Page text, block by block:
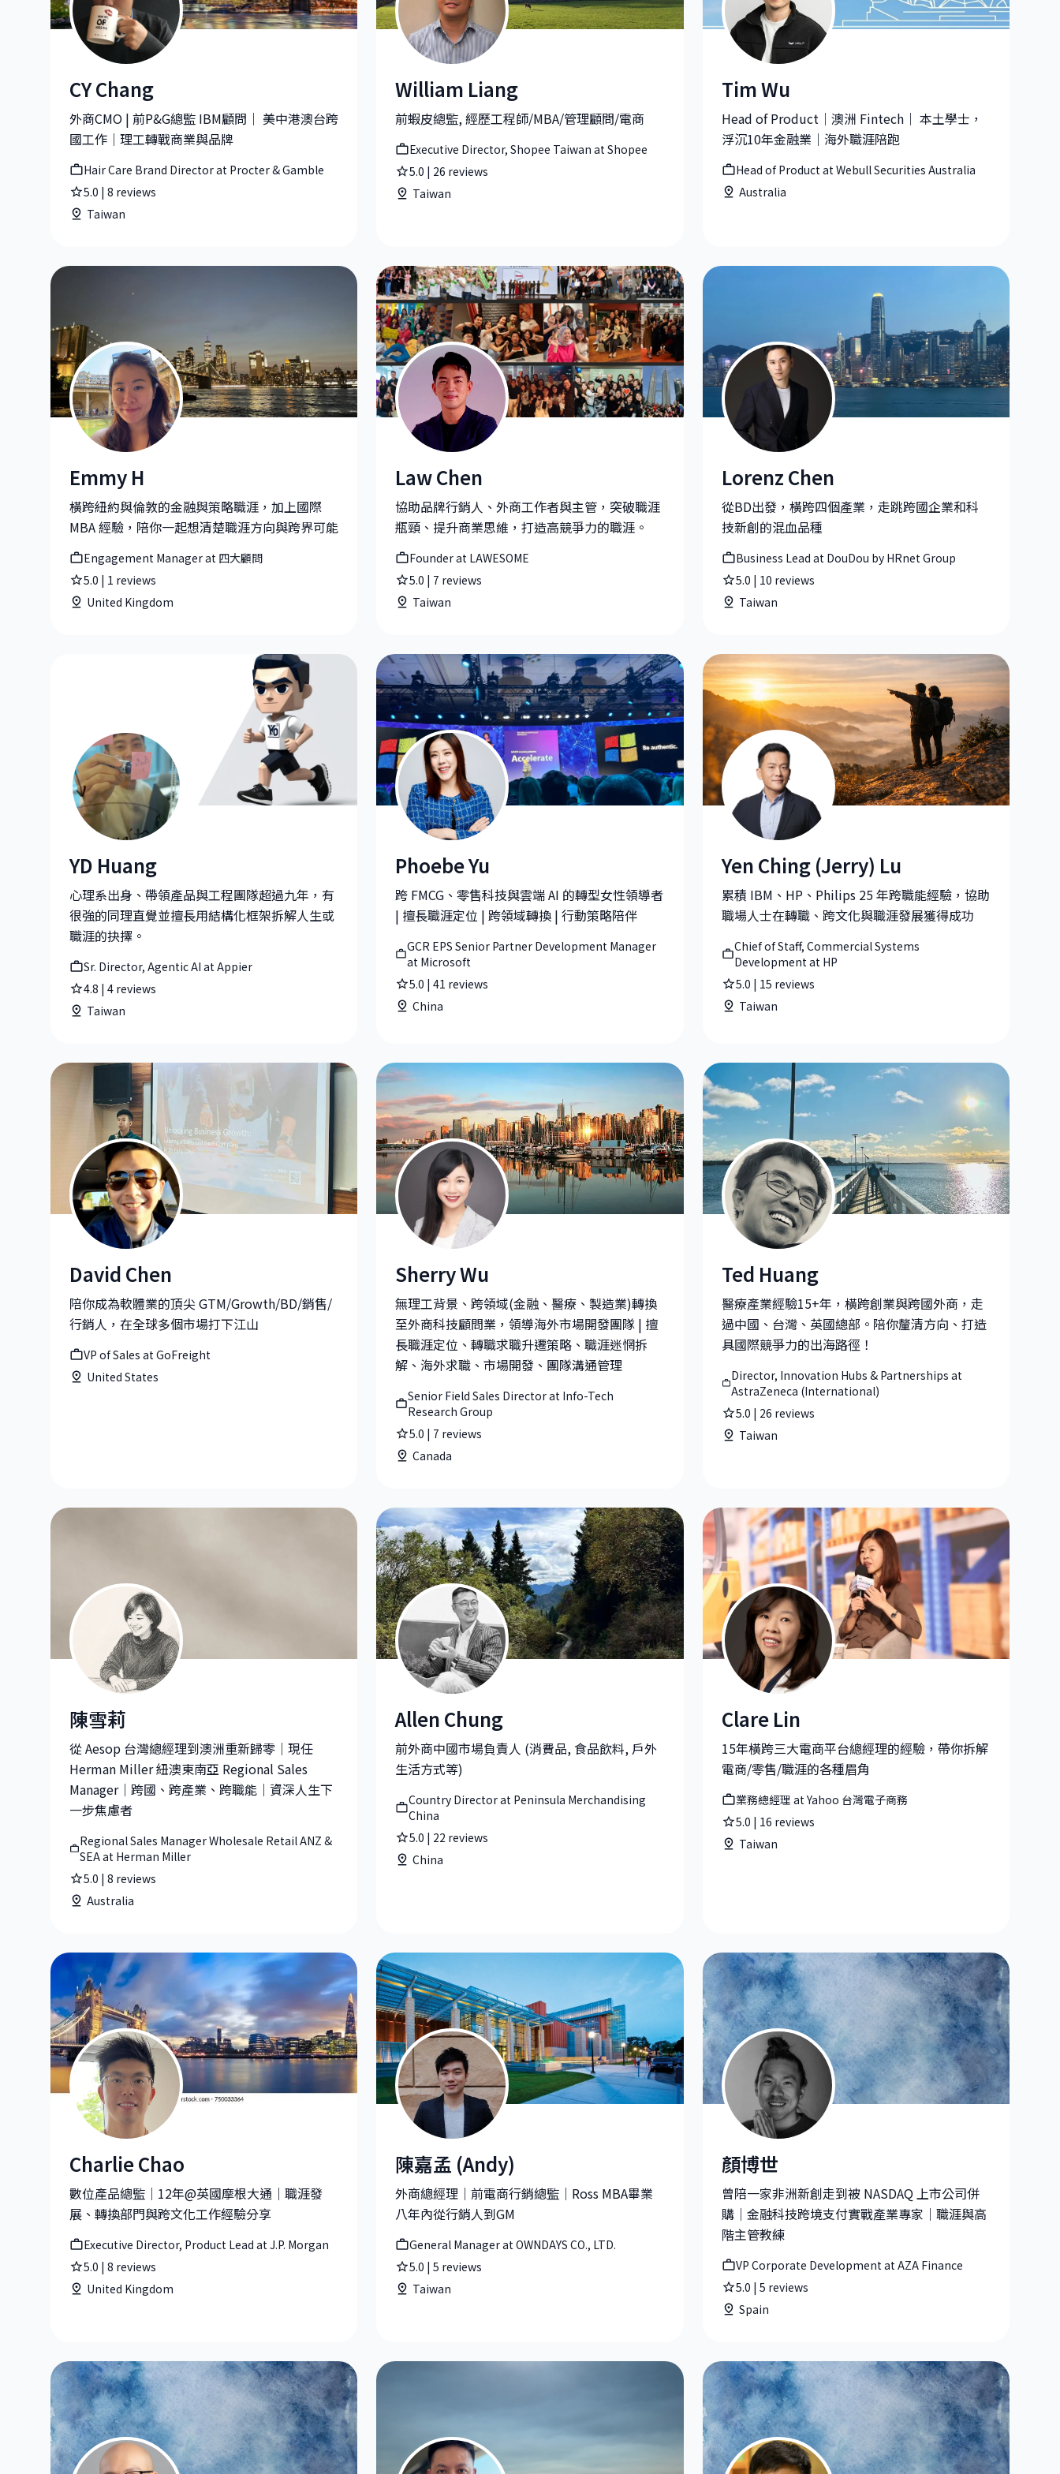
CY Chang|Hair Care Brand Director at Procter & Gamble
CY Chang
外商CMO | 前P&G總監 IBM顧問｜ 美中港澳台跨
國工作｜理工轉戰商業與品牌
Hair Care Brand Director at Procter & Gamble
5.0 | 8 reviews
Taiwan
William Liang|Executive Director, Shopee Taiwan at Shopee
William Liang
前蝦皮總監, 經歷工程師/MBA/管理顧問/電商
Executive Director, Shopee Taiwan at Shopee
5.0 | 26 reviews
Taiwan
Tim Wu|Head of Product at Webull Securities Australia
Tim Wu
Head of Product｜澳洲 Fintech｜ 本土學士，
浮沉10年金融業｜海外職涯陪跑
Head of Product at Webull Securities Australia
Australia
Emmy H|Engagement Manager at 四大顧問
Emmy H
橫跨紐約與倫敦的金融與策略職涯，加上國際
MBA 經驗，陪你一起想清楚職涯方向與跨界可能
Engagement Manager at 四大顧問
5.0 | 1 reviews
United Kingdom
Law Chen|Founder at LAWESOME
Law Chen
協助品牌行銷人、外商工作者與主管，突破職涯
瓶頸、提升商業思維，打造高競爭力的職涯。
Founder at LAWESOME
5.0 | 7 reviews
Taiwan
Lorenz Chen |Business Lead at DouDou by HRnet Group
Lorenz Chen
從BD出發，橫跨四個產業，走跳跨國企業和科
技新創的混血品種
Business Lead at DouDou by HRnet Group
5.0 | 10 reviews
Taiwan
YD Huang|Sr. Director, Agentic AI at Appier
YD Huang
心理系出身、帶領產品與工程團隊超過九年，有
很強的同理直覺並擅長用結構化框架拆解人生或
職涯的抉擇。
Sr. Director, Agentic AI at Appier
4.8 | 4 reviews
Taiwan
Phoebe Yu|GCR EPS Senior Partner Development Manager at Microsoft
Phoebe Yu
跨 FMCG、零售科技與雲端 AI 的轉型女性領導者
| 擅長職涯定位 | 跨領域轉換 | 行動策略陪伴
GCR EPS Senior Partner Development Manager
at Microsoft
5.0 | 41 reviews
China
Yen Ching (Jerry) Lu|Chief of Staff, Commercial Systems
Yen Ching (Jerry) Lu
累積 IBM、HP、Philips 25 年跨職能經驗，協助
職場人士在轉職、跨文化與職涯發展獲得成功
Chief of Staff, Commercial Systems
Development at HP
5.0 | 15 reviews
Taiwan
David Chen|VP of Sales at GoFreight
David Chen
陪你成為軟體業的頂尖 GTM/Growth/BD/銷售/
行銷人，在全球多個市場打下江山
VP of Sales at GoFreight
United States
Sherry Wu|Senior Field Sales Director at Info-Tech Research Group
Sherry Wu
無理工背景、跨領域(金融、醫療、製造業)轉換
至外商科技顧問業，領導海外市場開發團隊 | 擅
長職涯定位、轉職求職升遷策略、職涯迷惘拆
解、海外求職、市場開發、團隊溝通管理
Senior Field Sales Director at Info-Tech
Research Group
5.0 | 7 reviews
Canada
Ted Huang|Director, Innovation Hubs & Partnerships at
Ted Huang
醫療產業經驗15+年，橫跨創業與跨國外商，走
過中國、台灣、英國總部。陪你釐清方向、打造
具國際競爭力的出海路徑！
Director, Innovation Hubs & Partnerships at
AstraZeneca (International)
5.0 | 26 reviews
Taiwan
陳雪莉|Regional Sales Manager Wholesale Retail ANZ & SEA at Herman Miller
陳雪莉
從 Aesop 台灣總經理到澳洲重新歸零｜現任
Herman Miller 紐澳東南亞 Regional Sales
Manager｜跨國、跨產業、跨職能｜資深人生下
一步焦慮者
Regional Sales Manager Wholesale Retail ANZ &
SEA at Herman Miller
5.0 | 8 reviews
Australia
Allen Chung|Country Director at Peninsula Merchandising China
Allen Chung
前外商中國市場負責人 (消費品, 食品飲料, 戶外
生活方式等)
Country Director at Peninsula Merchandising
China
5.0 | 22 reviews
China
Clare Lin|業務總經理 at Yahoo 台灣電子商務
Clare Lin
15年橫跨三大電商平台總經理的經驗，帶你拆解
電商/零售/職涯的各種眉角
業務總經理 at Yahoo 台灣電子商務
5.0 | 16 reviews
Taiwan
Charlie Chao|Executive Director, Product Lead at J.P. Morgan
Charlie Chao
數位產品總監｜12年@英國摩根大通｜職涯發
展、轉換部門與跨文化工作經驗分享
Executive Director, Product Lead at J.P. Morgan
5.0 | 8 reviews
United Kingdom
陳嘉孟 (Andy)|General Manager at OWNDAYS CO., LTD.
陳嘉孟 (Andy)
外商總經理｜前電商行銷總監｜Ross MBA畢業
八年內從行銷人到GM
General Manager at OWNDAYS CO., LTD.
5.0 | 5 reviews
Taiwan
顏博世|VP Corporate Development at AZA Finance
顏博世
曾陪一家非洲新創走到被 NASDAQ 上市公司併
購｜金融科技跨境支付實戰產業專家｜職涯與高
階主管教練
VP Corporate Development at AZA Finance
5.0 | 5 reviews
Spain